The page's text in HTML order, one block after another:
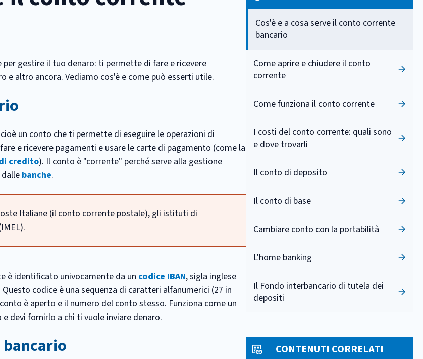
gestire il tuo denaro: ti permette di fare e ricevere
e altro ancora. Vediamo cos'è e come può esserti utile.
un conto che ti permette di eseguire le operazioni di
e ricevere pagamenti e usare le carte di pagamento (come la
credito). Il conto è "corrente" perché serve alla gestione
banche.
Italiane (il conto corrente postale), gli istituti di
è identificato univocamente da un codice IBAN, sigla inglese
codice è una sequenza di caratteri alfanumerici (27 in
è aperto e il numero del conto stesso. Funziona come un
devi fornirlo a chi ti vuole inviare denaro.
bancario
Cos'è e a cosa serve il conto corrente
bancario
Come aprire e chiudere il conto
corrente
Come funziona il conto corrente
I costi del conto corrente: quali sono
e dove trovarli
Il conto di deposito
Il conto di base
Cambiare conto con la portabilità
L'home banking
Il Fondo interbancario di tutela dei
depositi
CONTENUTI CORRELATI